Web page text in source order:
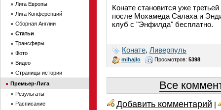
Конате становится уже
после Мохамеда Салаха и
клуб с "Энфилда" бесплатно.
Конате, Ливерпуль
mihajlo Просмотров: 5398
Все
Добавить комментарий |
Лига Европы
Лига Конференций
Сборная Англии
Статьи
Трансферы
Фото
Видео
Страницы истории
Премьер-Лига
Результаты
Расписание